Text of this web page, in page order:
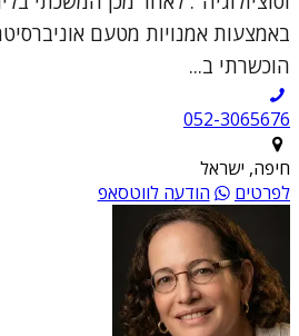
באמצעות אמנויות מטעם
הוכשרתי ב...
052-3065676
חיפה, ישראל
לפרטים
הודעה לווטסאפ